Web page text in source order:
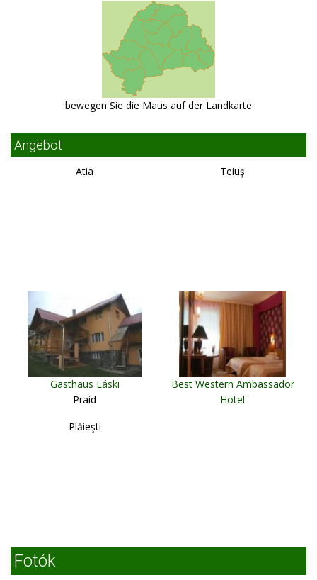
bewegen Sie die Maus auf der Landkarte
Angebot
Atia Teiuş
Gasthaus Láski
Praid
Best Western Ambassador
Hotel
Plăieşti
Fotók